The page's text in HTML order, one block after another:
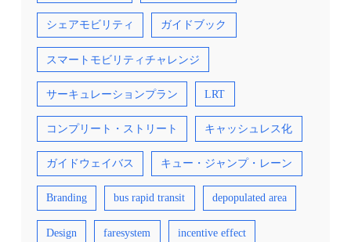
シェアモビリティ ガイドブック
スマートモビリティチャレンジ
サーキュレーションプラン LRT
コンプリート・ストリート キャッシュレス化
ガイドウェイバス キュー・ジャンプ・レーン
Branding bus rapid transit depopulated area
Design faresystem incentive effect